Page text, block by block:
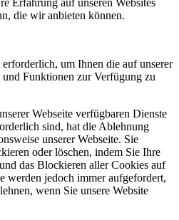
Erfahrung auf unseren Websites
die wir anbieten können.
um Ihnen die auf unserer
Funktionen zur Verfügung zu
Webseite verfügbaren Dienste
sind, hat die Ablehnung
unserer Webseite. Sie
oder löschen, indem Sie Ihre
das Blockieren aller Cookies auf
werden jedoch immer aufgefordert,
wenn Sie unsere Website